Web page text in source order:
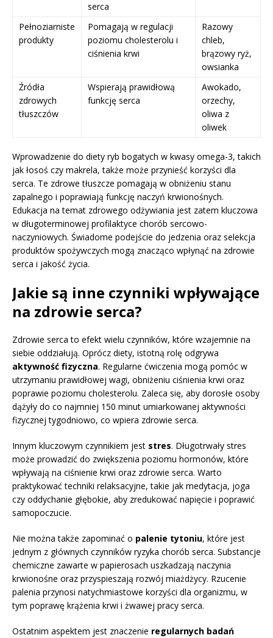
serca
Pełnoziarniste
produkty
Pomagają w regulacji
poziomu cholesterolu i
ciśnienia krwi
Razowy
chleb,
brązowy ryż,
owsianka
Źródła
zdrowych
tłuszczów
Wspierają prawidłową
funkcję serca
Awokado,
orzechy,
oliwa z
oliwek
Wprowadzenie do diety ryb bogatych w kwasy omega-3, takich
jak łosoś czy makrela, także może przynieść korzyści dla
serca. Te zdrowe tłuszcze pomagają w obniżeniu stanu
zapalnego i poprawiają funkcję naczyń krwionośnych.
Edukacja na temat zdrowego odżywiania jest zatem kluczowa
w długoterminowej profilaktyce chorób sercowo-
naczyniowych. Świadome podejście do jedzenia oraz selekcja
produktów spożywczych mogą znacząco wpłynąć na zdrowie
serca i jakość życia.
Jakie są inne czynniki wpływające
na zdrowie serca?
Zdrowie serca to efekt wielu czynników, które wzajemnie na
siebie oddziałują. Oprócz diety, istotną rolę odgrywa
aktywność fizyczna. Regularne ćwiczenia mogą pomóc w
utrzymaniu prawidłowej wagi, obniżeniu ciśnienia krwi oraz
poprawie poziomu cholesterolu. Zaleca się, aby dorosłe osoby
dążyły do co najmniej 150 minut umiarkowanej aktywności
fizycznej tygodniowo, co wpiera zdrowie serca.
Innym kluczowym czynnikiem jest stres. Długotrwały stres
może prowadzić do zwiększenia poziomu hormonów, które
wpływają na ciśnienie krwi oraz zdrowie serca. Warto
praktykować techniki relaksacyjne, takie jak medytacja, joga
czy oddychanie głębokie, aby zredukować napięcie i poprawić
samopoczucie.
Nie można także zapominać o palenie tytoniu, które jest
jednym z głównych czynników ryzyka chorób serca. Substancje
chemiczne zawarte w papierosach uszkadzają naczynia
krwionośne oraz przyspieszają rozwój miażdżycy. Rzucenie
palenia przynosi natychmiastowe korzyści dla organizmu, w
tym poprawę krążenia krwi i żwawej pracy serca.
Ostatnim aspektem jest znaczenie regularnych badań